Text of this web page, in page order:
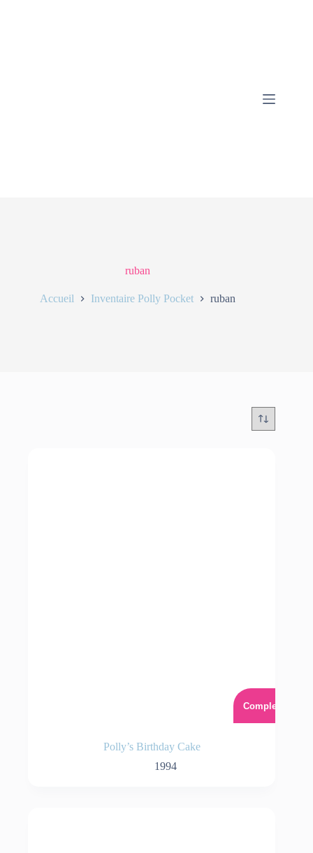
ruban
Accueil Inventaire Polly Pocket ruban
Complet
Polly’s Birthday Cake
1994